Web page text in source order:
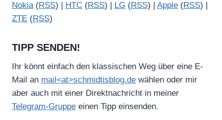
Nokia(RSS) | HTC (RSS) | LG (RSS) | Apple (RSS) |
ZTE (RSS)
TIPP SENDEN!
Ihr könnt einfach den klassischen Weg über eine E-
Mail an mail<at>schmidtisblog.de wählen oder mir
aber auch mit einer Direktnachricht in meiner
Telegram-Gruppe einen Tipp einsenden.